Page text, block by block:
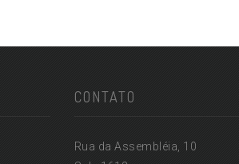
CONTATO
Rua da Assembléia, 10